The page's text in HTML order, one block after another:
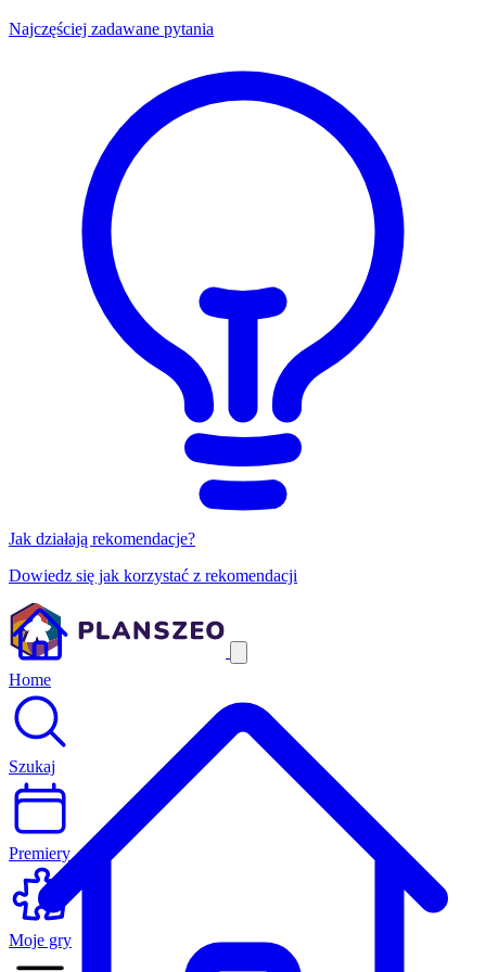
Najczęściej zadawane pytania
Jak działają rekomendacje?
Dowiedz się jak korzystać z rekomendacji
Home
Szukaj
Premiery
Moje gry